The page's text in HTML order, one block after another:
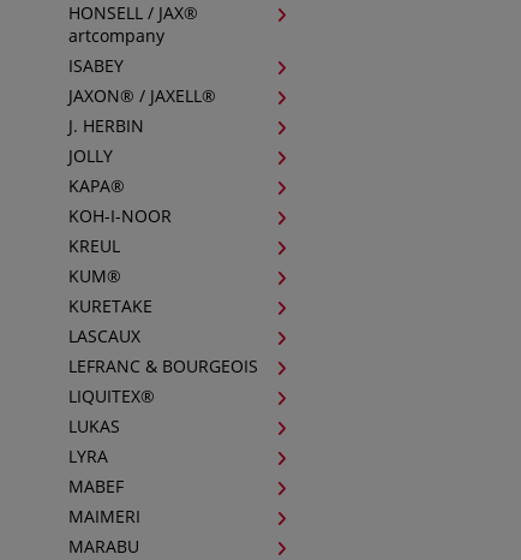
HONSELL / JAX®
artcompany
ISABEY
JAXON® / JAXELL®
J. HERBIN
JOLLY
KAPA®
KOH-I-NOOR
KREUL
KUM®
KURETAKE
LASCAUX
LEFRANC & BOURGEOIS
LIQUITEX®
LUKAS
LYRA
MABEF
MAIMERI
MARABU